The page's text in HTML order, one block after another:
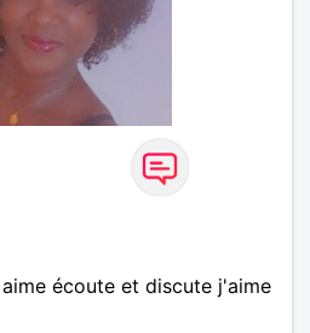
écoute et discute j'aime